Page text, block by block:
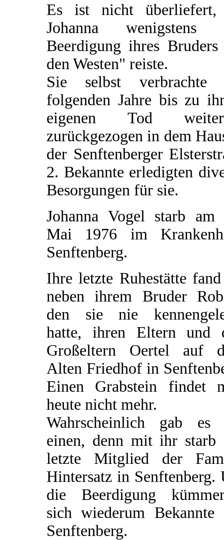
Es ist nicht überliefert,
Johanna wenigstens
Beerdigung ihres
den Westen" reiste.
Sie selbst verbrachte
folgenden Jahre bis zu
eigenen Tod
zurückgezogen in dem
der Senftenberger
2. Bekannte erledigten
Besorgungen für sie.
Johanna Vogel starb am
Mai 1976 im
Senftenberg.
Ihre letzte Ruhestätte
neben ihrem Bruder
den sie nie
hatte, ihren Eltern und
Großeltern Oertel auf
Alten Friedhof in
Einen Grabstein findet
heute nicht mehr.
Wahrscheinlich gab es
einen, denn mit ihr starb
letzte Mitglied der
Hintersatz in Senftenberg.
die Beerdigung
sich wiederum Bekannte
Senftenberg.